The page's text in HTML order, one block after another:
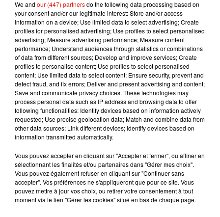
Publié : 21 mars 2019 à 14h50 par Aurélie Amcn
jours.
'Terminator 6' Title is Officially 'Terminator: Dark
Fate'https://t.co/R9Oeh2muhT
pic.twitter.com/4PrIBOLHnE
— Peter Sciretta (@slashfilm)19 mars 2019
Mundo Latino
Guatemala : l'éruption du volcan
de Fuego est terminée
Le fourmilier géant fait son retour
en Argentine, et en pleine...
We and our (447) partnersdo the following data processing based on
your consent and/or our legitimate interest: Store and/or access
information on a device; Use limited data to select advertising; Create
profiles for personalised advertising; Use profiles to select personalised
advertising; Measure advertising performance; Measure content
performance; Understand audiences through statistics or combinations
of data from different sources; Develop and improve services; Create
profiles to personalise content; Use profiles to select personalised
content; Use limited data to select content; Ensure security, prevent and
detect fraud, and fix errors; Deliver and present advertising and content;
Save and communicate privacy choices. These technologies may
process personal data such as IP address and browsing data to offer
following functionalities: Identify devices based on information actively
requested; Use precise geolocation data; Match and combine data from
other data sources; Link different devices; Identify devices based on
information transmitted automatically.
Vous pouvez accepter en cliquant sur "Accepter et fermer", ou affiner en
sélectionnant les finalités et/ou partenaires dans "Gérer mes choix".
Vous pouvez également refuser en cliquant sur "Continuer sans
accepter". Vos préférences ne s'appliqueront que pour ce site. Vous
pouvez mettre à jour vos choix, ou retirer votre consentement à tout
moment via le lien "Gérer les cookies" situé en bas de chaque page.